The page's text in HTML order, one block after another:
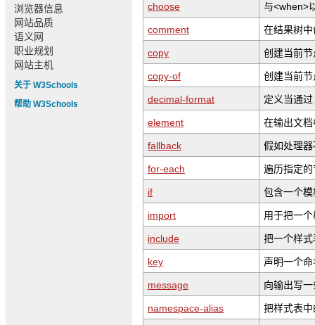
浏览器信息
网站品质
语义网
职业规划
网站主机
关于 W3Schools
帮助 W3Schools
choose 与<when>
comment 在结果树
copy 创建当前
copy-of 创建当前
decimal-format 定义当通
element 在输出文
fallback 假如处理
for-each 遍历指定
if 包含一个
import 用于把一
include 把一个样
key 声明一个
message 向输出写
namespace-alias 把样式表